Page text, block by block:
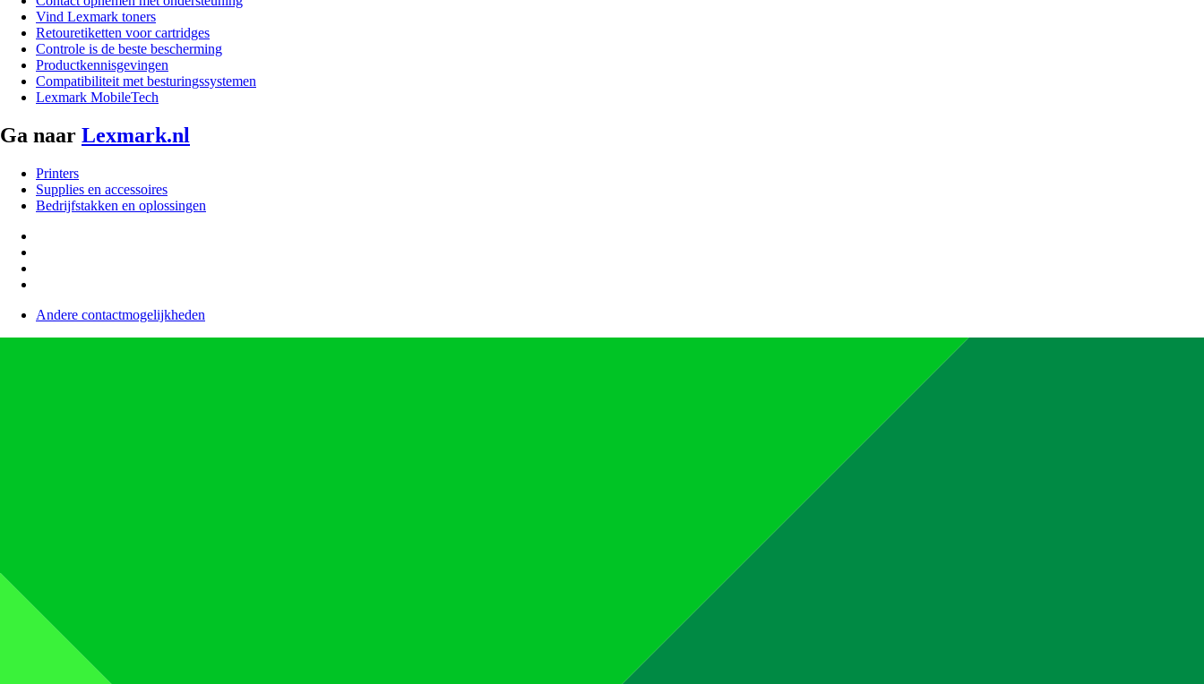
Vind Lexmark toners
Retouretiketten voor cartridges
Controle is de beste bescherming
Productkennisgevingen
Compatibiliteit met besturingssystemen
Lexmark MobileTech
Ga naar Lexmark.nl
Printers
Supplies en accessoires
Bedrijfstakken en oplossingen
Andere contactmogelijkheden